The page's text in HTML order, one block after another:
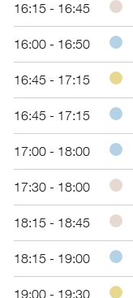
16:15 - 16:45
16:00 - 16:50
16:45 - 17:15
16:45 - 17:15
17:00 - 18:00
17:30 - 18:00
18:15 - 18:45
18:15 - 19:00
19:00 - 19:30